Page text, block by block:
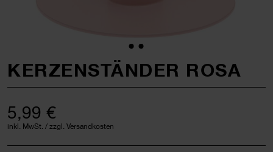
KERZENSTÄNDER ROSA
5,99 €
inkl. MwSt. / zzgl. Versandkosten